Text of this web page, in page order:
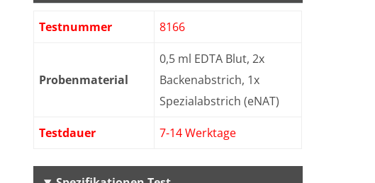
Testnummer 8166
Probenmaterial
0,5 ml EDTA Blut, 2x
Backenabstrich, 1x
Spezialabstrich (eNAT)
Testdauer 7-14 Werktage